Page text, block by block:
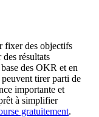
fixer des objectifs
résultats
des OKR et en
tirer parti de
importante et
à simplifier
gratuitement.